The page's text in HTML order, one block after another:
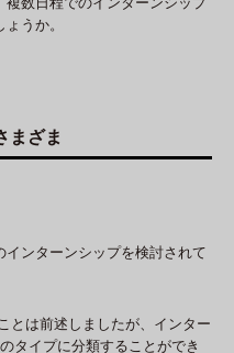
うか。
まざま
ンターンシップを検討されて
とは前述しましたが、インター
タイプに分類することができ